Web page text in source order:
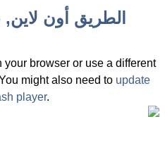
الطريق أون
browser or use a different
might also need to update
player.